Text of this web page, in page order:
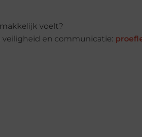
voelt?
veiligheid en communicatie: